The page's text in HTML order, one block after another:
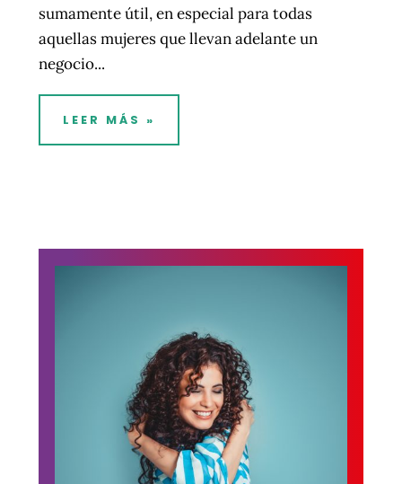
sumamente útil, en especial para todas
aquellas mujeres que llevan adelante un
negocio...
LEER MÁS »